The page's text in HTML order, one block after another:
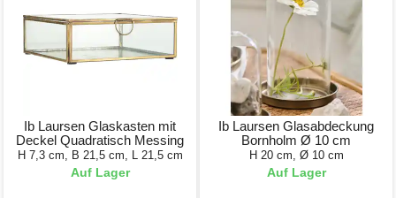
Ib Laursen Glaskasten mit
Deckel Quadratisch Messing
H 7,3 cm, B 21,5 cm, L 21,5 cm
Auf Lager
Ib Laursen Glasabdeckung
Bornholm Ø 10 cm
H 20 cm, Ø 10 cm
Auf Lager